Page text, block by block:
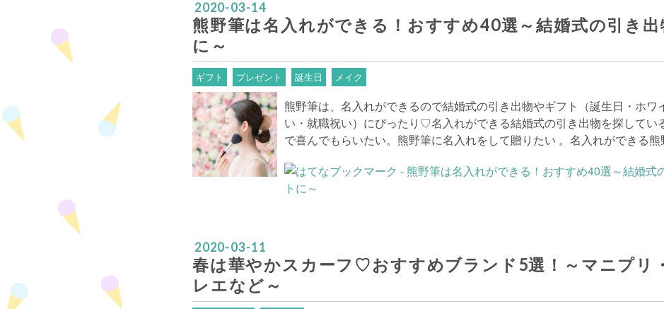
2020-03-14
熊野筆は名入れができる！おすすめ40選～結婚式の引き出
に～
ギフト プレゼント 誕生日 メイク
熊野筆は、名入れができるので結婚式の引き出物やギフト（誕生日・ホワ
い・就職祝い）にぴったり♡名入れができる結婚式の引き出物を探してい
で喜んでもらいたい。熊野筆に名入れをして贈りたい 。名入れができる
2020-03-11
春は華やかスカーフ♡おすすめブランド5選！～マニプリ
レエなど～